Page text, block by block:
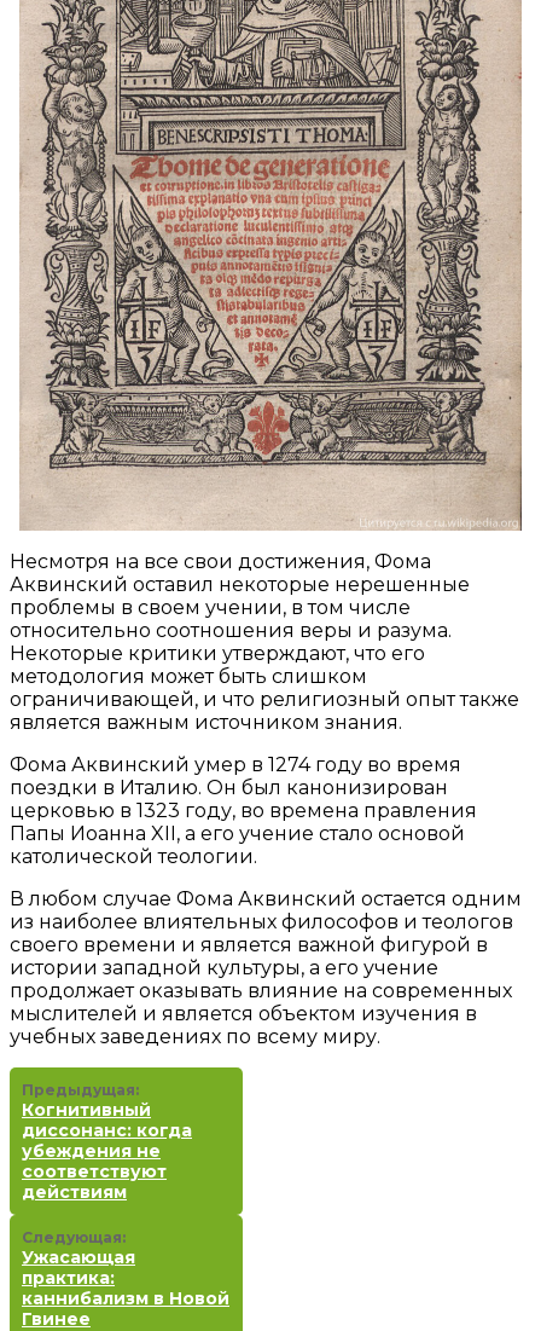
Несмотря на все свои достижения, Фома
Аквинский оставил некоторые нерешенные
проблемы в своем учении, в том числе
относительно соотношения веры и разума.
Некоторые критики утверждают, что его
методология может быть слишком
ограничивающей, и что религиозный опыт также
является важным источником знания.
Фома Аквинский умер в 1274 году во время
поездки в Италию. Он был канонизирован
церковью в 1323 году, во времена правления
Папы Иоанна XII, а его учение стало основой
католической теологии.
В любом случае Фома Аквинский остается одним
из наиболее влиятельных философов и теологов
своего времени и является важной фигурой в
истории западной культуры, а его учение
продолжает оказывать влияние на современных
мыслителей и является объектом изучения в
учебных заведениях по всему миру.
Предыдущая:
Когнитивный
диссонанс: когда
убеждения не
соответствуют
действиям
Следующая:
Ужасающая
практика:
каннибализм в Новой
Гвинее